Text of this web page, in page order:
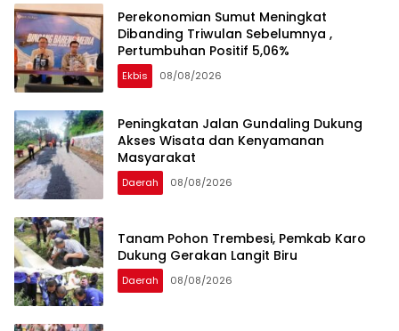
Perekonomian Sumut Meningkat
Dibanding Triwulan Sebelumnya ,
Pertumbuhan Positif 5,06%
Ekbis 08/08/2026
Peningkatan Jalan Gundaling Dukung
Akses Wisata dan Kenyamanan
Masyarakat
Daerah 08/08/2026
Tanam Pohon Trembesi, Pemkab Karo
Dukung Gerakan Langit Biru
Daerah 08/08/2026